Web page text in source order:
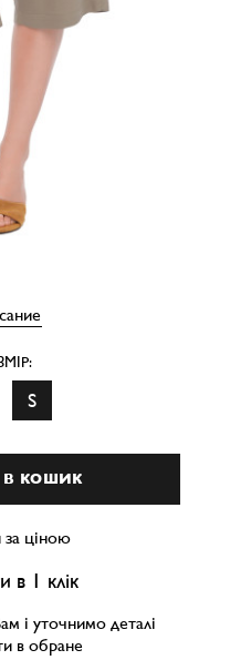
S
КОШИК
ціною
в 1 клік
і уточнимо деталі
в обране